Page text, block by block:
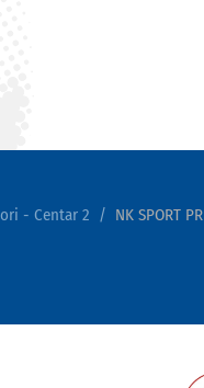
- Centar 2 NK SPORT